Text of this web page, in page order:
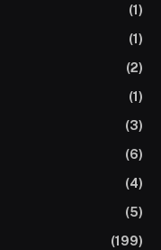
(1)
(1)
(2)
(1)
(3)
(6)
(4)
(5)
(199)